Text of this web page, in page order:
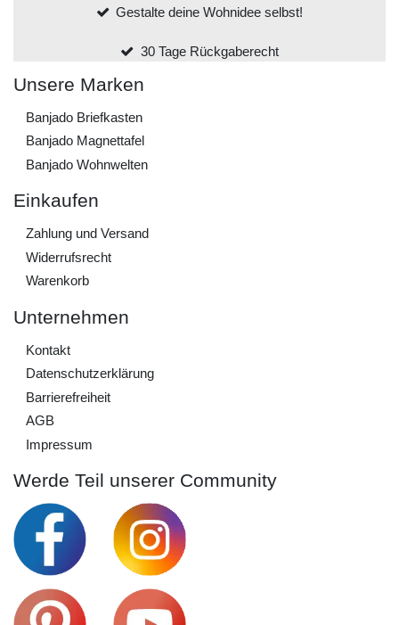
Gestalte deine Wohnidee selbst!
30 Tage Rückgaberecht
Unsere Marken
Banjado Briefkasten
Banjado Magnettafel
Banjado Wohnwelten
Einkaufen
Zahlung und Versand
Widerrufs­recht
Warenkorb
Unternehmen
Kontakt
Daten­schutz­erklärung
Barrierefreiheit
AGB
Impressum
Werde Teil unserer Community